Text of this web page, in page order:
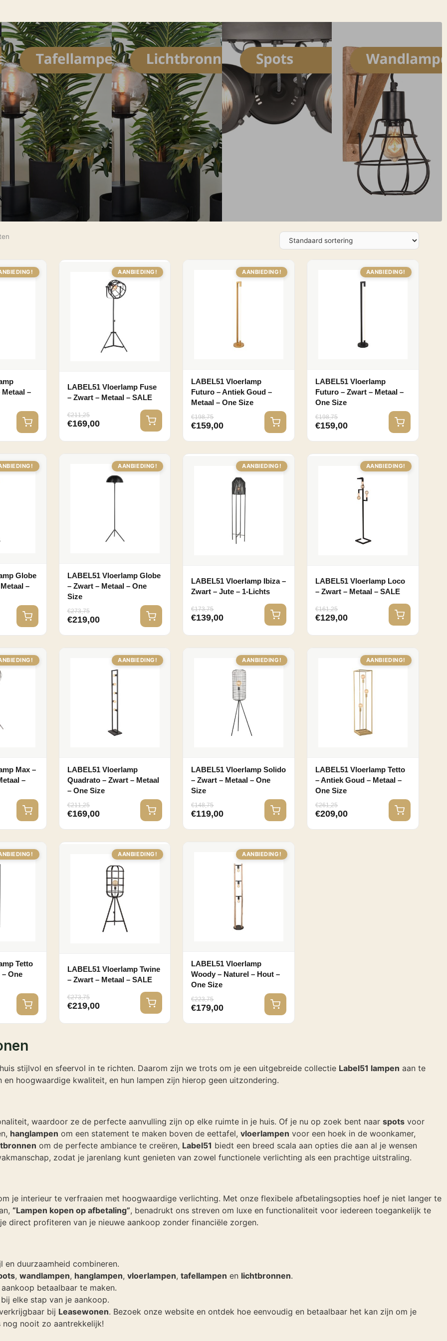
Metaal –
AANBIEDING!
LABEL51 Vloerlamp Fuse
– Zwart – Metaal – SALE
€211,25
€169,00
AANBIEDING!
LABEL51 Vloerlamp
Futuro – Antiek Goud –
Metaal – One Size
€198,75
€159,00
AANBIEDING!
LABEL51 Vloerlamp
Futuro – Zwart – Metaal –
One Size
€198,75
€159,00
Globe
–
AANBIEDING!
LABEL51 Vloerlamp Globe
– Zwart – Metaal – One
Size
€273,75
€219,00
AANBIEDING!
LABEL51 Vloerlamp Ibiza –
Zwart – Jute – 1-Lichts
€173,75
€139,00
AANBIEDING!
LABEL51 Vloerlamp Loco
– Zwart – Metaal – SALE
€161,25
€129,00
Max –
–
AANBIEDING!
LABEL51 Vloerlamp
Quadrato – Zwart – Metaal
– One Size
€211,25
€169,00
AANBIEDING!
LABEL51 Vloerlamp Solido
– Zwart – Metaal – One
Size
€148,75
€119,00
AANBIEDING!
LABEL51 Vloerlamp Tetto
– Antiek Goud – Metaal –
One Size
€261,25
€209,00
Tetto
– One
AANBIEDING!
LABEL51 Vloerlamp Twine
– Zwart – Metaal – SALE
€273,75
€219,00
AANBIEDING!
LABEL51 Vloerlamp
Woody – Naturel – Hout –
One Size
€223,75
€179,00
stijlvol en sfeervol in te richten. Daarom zijn we trots om je een uitgebreide collectie Label51 lampen aan te
hoogwaardige kwaliteit, en hun lampen zijn hierop geen uitzondering.
waardoor ze de perfecte aanvulling zijn op elke ruimte in je huis. Of je nu op zoek bent naar spots voor
hanglampen om een statement te maken boven de eettafel, vloerlampen voor een hoek in de woonkamer,
om de perfecte ambiance te creëren, Label51 biedt een breed scala aan opties die aan al je wensen
zodat je jarenlang kunt genieten van zowel functionele verlichting als een prachtige uitstraling.
je interieur te verfraaien met hoogwaardige verlichting. Met onze flexibele afbetalingsopties hoef je niet langer te
“Lampen kopen op afbetaling”, benadrukt ons streven om luxe en functionaliteit voor iedereen toegankelijk te
direct profiteren van je nieuwe aankoop zonder financiële zorgen.
en duurzaamheid combineren.
, wandlampen, hanglampen, vloerlampen, tafellampen en lichtbronnen.
betaalbaar te maken.
elke stap van je aankoop.
bij Leasewonen. Bezoek onze website en ontdek hoe eenvoudig en betaalbaar het kan zijn om je
nog nooit zo aantrekkelijk!